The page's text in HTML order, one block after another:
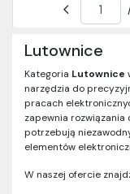
Lutownice
Kategoria Lutownice
narzędzia do
pracach
zapewnia
potrzebują
elementów
W naszej ofercie